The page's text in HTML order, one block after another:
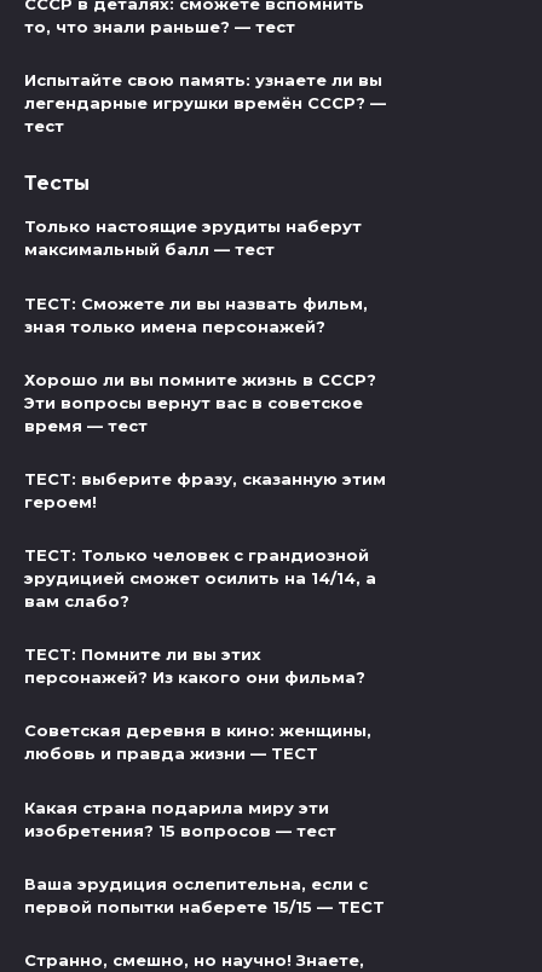
СССР в деталях: сможете вспомнить
то, что знали раньше? — тест
Испытайте свою память: узнаете ли вы
легендарные игрушки времён СССР? —
тест
Тесты
Только настоящие эрудиты наберут
максимальный балл — тест
ТЕСТ: Сможете ли вы назвать фильм,
зная только имена персонажей?
Хорошо ли вы помните жизнь в СССР?
Эти вопросы вернут вас в советское
время — тест
ТЕСТ: выберите фразу, сказанную этим
героем!
ТЕСТ: Только человек с грандиозной
эрудицией сможет осилить на 14/14, а
вам слабо?
ТЕСТ: Помните ли вы этих
персонажей? Из какого они фильма?
Советская деревня в кино: женщины,
любовь и правда жизни — ТЕСТ
Какая страна подарила миру эти
изобретения? 15 вопросов — тест
Ваша эрудиция ослепительна, если с
первой попытки наберете 15/15 — ТЕСТ
Странно, смешно, но научно! Знаете,